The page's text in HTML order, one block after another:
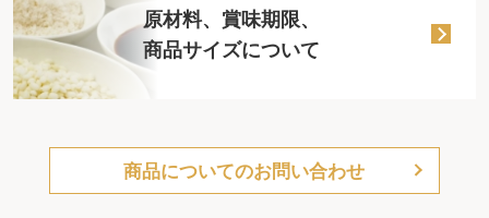
原材料、賞味期限、
商品サイズについて
商品についてのお問い合わせ